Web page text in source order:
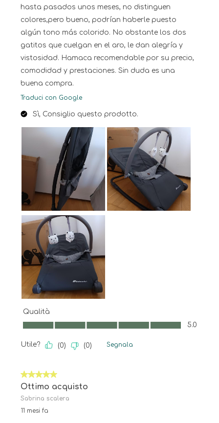
hasta pasados unos meses, no distinguen
colores,pero bueno, podrían haberle puesto
algún tono más colorido. No obstante los dos
gatitos que cuelgan en el aro, le dan alegría y
vistosidad. Hamaca recomendable por su precio,
comodidad y prestaciones. Sin duda es una
buena compra.
Traduci con Google
Sì, Consiglio questo prodotto.
Qualità
Qualità, 5.0 su 5
5.0
Utile? (0) (0) Segnala
5 su 5 stelle.
Ottimo acquisto
Sabrina scalera
11 mesi fa